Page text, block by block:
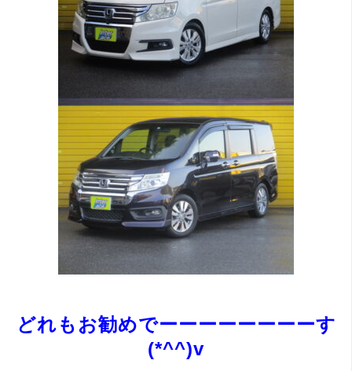
どれもお勧めでーーーーーーーーす
(*^^)v